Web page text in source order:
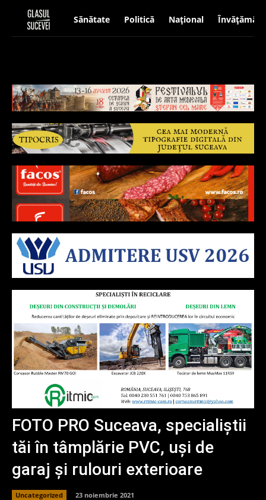
Sănătate Politică Național Învățământ
FOTO PRO Suceava, specialiștii
tăi în tâmplărie PVC, uși de
garaj și rulouri exterioare
Uncategorized 23 noiembrie 2021